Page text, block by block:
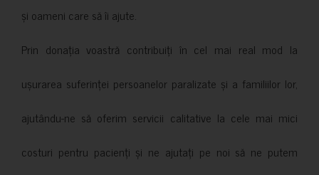
și oameni care să îi ajute.
Prin donația voastră contribuiți în cel mai real mod la
ușurarea suferinței persoanelor paralizate și a familiilor lor,
ajutându-ne să oferim servicii calitative la cele mai mici
costuri pentru pacienți și ne ajutați pe noi să ne putem